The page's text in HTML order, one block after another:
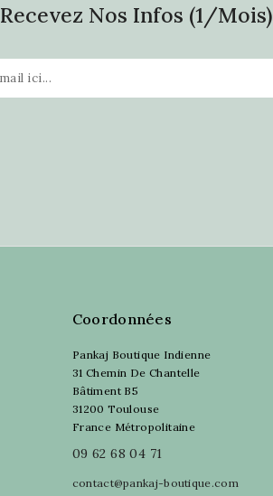
Recevez Nos Infos (1/mois)
Coordonnées
Pankaj Boutique Indienne
31 Chemin De Chantelle
Bâtiment B5
31200 Toulouse
France Métropolitaine
09 62 68 04 71
contact@pankaj-boutique.com